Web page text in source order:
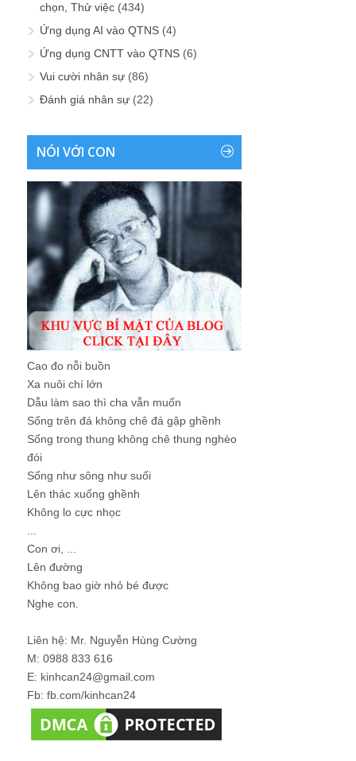
chọn, Thử việc (434)
Ứng dụng AI vào QTNS (4)
Ứng dụng CNTT vào QTNS (6)
Vui cười nhân sự (86)
Đánh giá nhân sự (22)
NÓI VỚI CON
Cao đo nỗi buồn
Xa nuôi chí lớn
Dẫu làm sao thì cha vẫn muốn
Sống trên đá không chê đá gập ghềnh
Sống trong thung không chê thung nghèo
đói
Sống như sông như suối
Lên thác xuống ghềnh
Không lo cực nhọc
Con ơi, ...
Lên đường
Không bao giờ nhỏ bé được
Nghe con.
Liên hệ: Mr. Nguyễn Hùng Cường
M: 0988 833 616
E: kinhcan24@gmail.com
Fb: fb.com/kinhcan24